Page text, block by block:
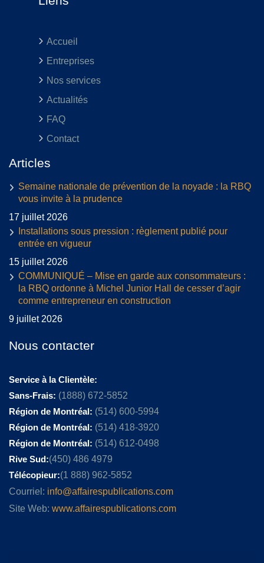
Accueil
Entreprises
Nos services
Actualités
FAQ
Contact
Articles
Semaine nationale de prévention de la noyade : la RBQ
vous invite à la prudence
17 juillet 2026
Installations sous pression : règlement publié pour
entrée en vigueur
15 juillet 2026
COMMUNIQUÉ – Mise en garde aux consommateurs :
la RBQ ordonne à Michel Junior Hall de cesser d’agir
comme entrepreneur en construction
9 juillet 2026
Nous contacter
Service à la Clientèle:
Sans-Frais: (1888) 672-5852
Région de Montréal: (514) 600-5994
Région de Montréal: (514) 418-3920
Région de Montréal: (514) 612-0498
Rive Sud:(450) 486 4979
Télécopieur:(1 888) 962-5852
Courriel: info@affairespublications.com
Site Web: www.affairespublications.com